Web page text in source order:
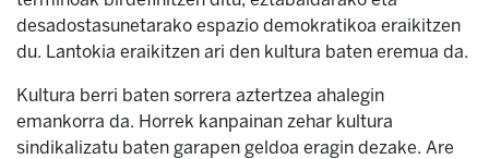
desadostasunetarako espazio demokratikoa eraikitzen
du. Lantokia eraikitzen ari den kultura baten eremua da.
Kultura berri baten sorrera aztertzea ahalegin
emankorra da. Horrek kanpainan zehar kultura
sindikalizatu baten garapen geldoa eragin dezake. Are